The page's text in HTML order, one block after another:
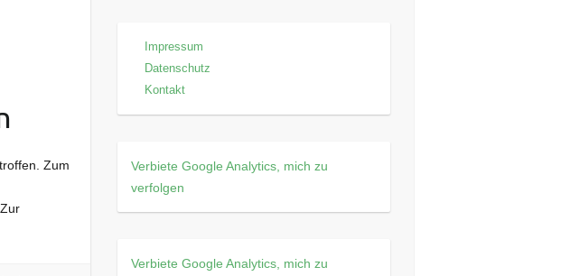
Zum
Impressum
Datenschutz
Kontakt
Verbiete Google Analytics, mich zu
verfolgen
Verbiete Google Analytics, mich zu